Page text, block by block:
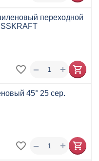
переходной
+
−
45° 25 сер.
+
−